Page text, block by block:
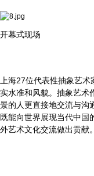
开幕式现场
上海27位代表性抽象艺
实水准和风貌。抽象艺术
景的人更直接地交流与沟
既能向世界展现当代中国
外艺术文化交流做出贡献。